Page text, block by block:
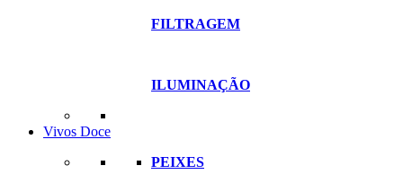
FILTRAGEM
ILUMINAÇÃO
Vivos Doce
PEIXES